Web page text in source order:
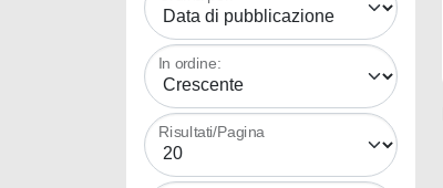
In ordine:
Risultati/Pagina